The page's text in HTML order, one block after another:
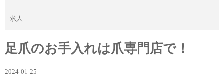
求人
足爪のお手入れは爪専門店で！
2024-01-25